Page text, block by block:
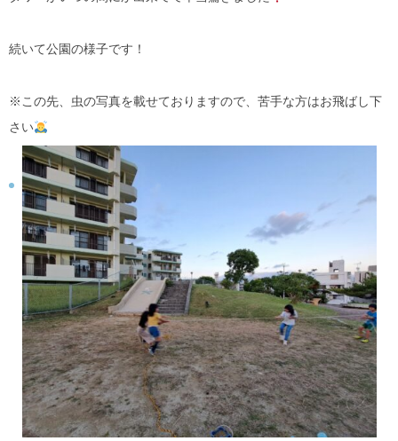
続いて公園の様子です！
※この先、虫の写真を載せておりますので、苦手な方はお飛ばし下
さい